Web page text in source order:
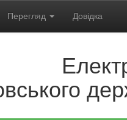
Перегляд Довідка